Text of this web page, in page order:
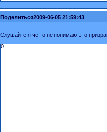
Поделиться2009-06-05 21:59:43
Слушайте,я чё то не понимаю-это
0